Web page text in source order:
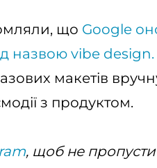
що Google
назвою vibe design.
макетів
з продуктом.
, щоб не